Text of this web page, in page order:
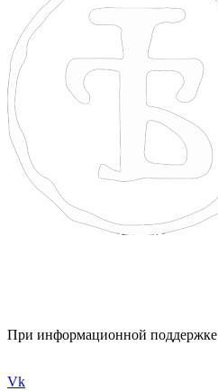
При информационной поддержке
Vk